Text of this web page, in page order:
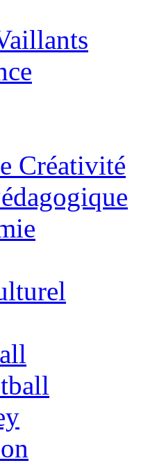
Créativité